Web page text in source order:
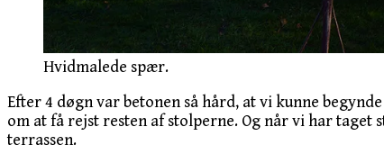
Hvidmalede spær.
Efter 4 døgn var betonen så hård, at vi kunne
om at få rejst resten af stolperne. Og når vi har
terrassen.